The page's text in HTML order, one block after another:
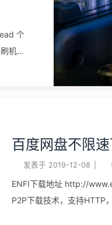
用默认的，但是Github服
以通过Jsdelivr免费公用
置成https://cdn.jsdelivr.net/
点设为默认图床哦！ 顺便
http://marxi.co/登陆微信
个
机也
刷入
手
百度网盘不限
发表于 2019-12-08
ENFI下载地址 http://www.enfi.cloud/ 需要
P2P下载技术，支持HTTP